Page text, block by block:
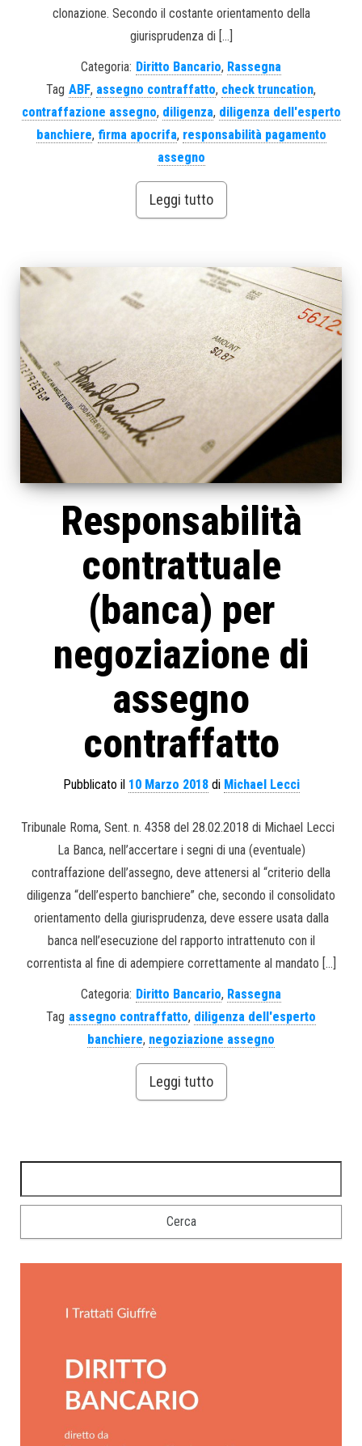
clonazione. Secondo il costante orientamento della
giurisprudenza di […]
Categoria: Diritto Bancario, Rassegna
Tag ABF, assegno contraffatto, check truncation,
contraffazione assegno, diligenza, diligenza dell'esperto
banchiere, firma apocrifa, responsabilità pagamento
assegno
Leggi tutto
Responsabilità
contrattuale
(banca) per
negoziazione di
assegno
contraffatto
Pubblicato il 10 Marzo 2018di Michael Lecci
Tribunale Roma, Sent. n. 4358 del 28.02.2018 di Michael Lecci
La Banca, nell’accertare i segni di una (eventuale)
contraffazione dell’assegno, deve attenersi al “criterio della
diligenza “dell’esperto banchiere” che, secondo il consolidato
orientamento della giurisprudenza, deve essere usata dalla
banca nell’esecuzione del rapporto intrattenuto con il
correntista al fine di adempiere correttamente al mandato […]
Categoria: Diritto Bancario, Rassegna
Tag assegno contraffatto, diligenza dell'esperto
banchiere, negoziazione assegno
Leggi tutto